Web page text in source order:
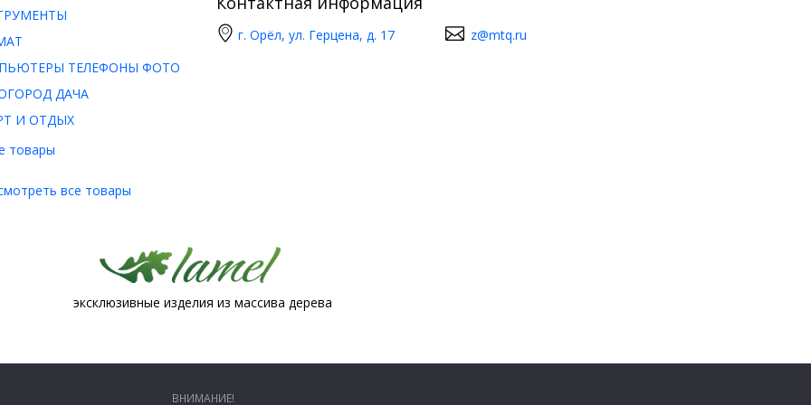
товары
ТЕЛЕФОНЫ ФОТО
ДАЧА
И ОТДЫХ
все товары
г. Орёл, ул. Герцена, д. 17 z@mtq.ru
эксклюзивные изделия из массива дерева
ВНИМАНИЕ!